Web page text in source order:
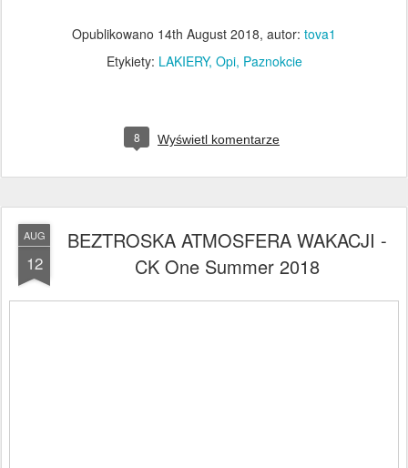
Opublikowano 14th August 2018, autor: tova1
Etykiety: LAKIERY Opi Paznokcie
8 Wyświetl komentarze
AUG
12
BEZTROSKA ATMOSFERA WAKACJI -
CK One Summer 2018